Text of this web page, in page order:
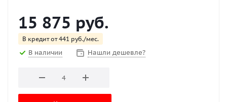
15 875 руб.
В кредит от 441 руб./мес.
В наличии Нашли дешевле?